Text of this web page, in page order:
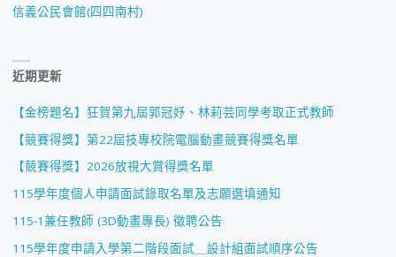
信義公民會館(四四南村)
近期更新
【金榜題名】狂賀第九屆郭冠妤、林莉芸同學考取正式教師
【競賽得獎】第22屆技專校院電腦動畫競賽得獎名單
【競賽得獎】2026放視大賞得獎名單
115學年度個人申請面試錄取名單及志願選填通知
115-1兼任教師 (3D動畫專長) 徵聘公告
115學年度申請入學第二階段面試＿設計組面試順序公告